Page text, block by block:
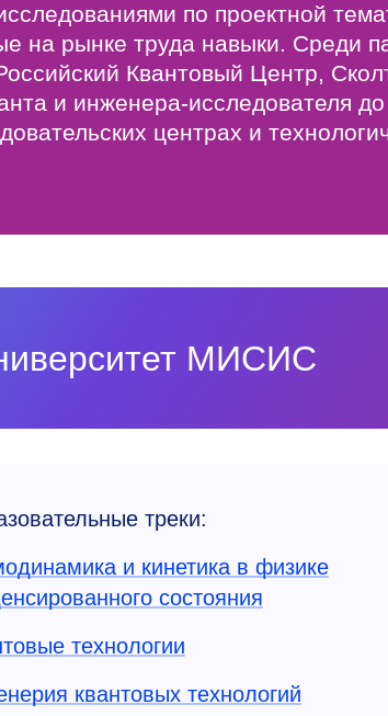
по проектной
на рынке труда навыки. Среди
Квантовый Центр,
и инженера-исследователя до
центрах и
МИСИС
треки:
и кинетика в физике
состояния
технологии
квантовых технологий